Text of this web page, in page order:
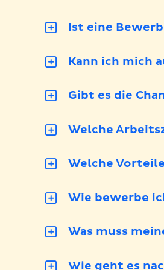
Ist eine
Kann ich mich
Gibt es die
Welche
Welche
Wie bewerbe
Was muss
Wie geht es